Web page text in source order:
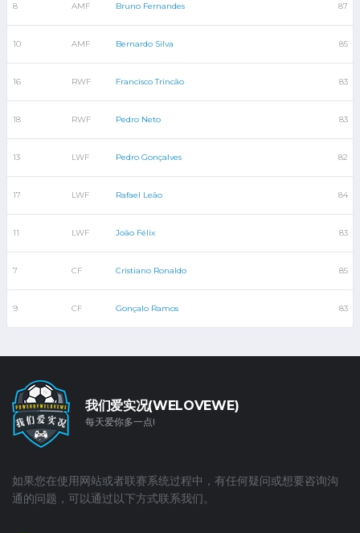
8 AMF Bruno Fernandes 87
10 AMF Bernardo Silva 85
16 RWF Francisco Trincão 83
18 RWF Pedro Neto 83
13 LWF Pedro Gonçalves 82
17 LWF Rafael Leão 84
11 LWF João Félix 83
7 CF Cristiano Ronaldo 85
9 CF Gonçalo Ramos 83
我们爱实况(WELOVEWE)
每天爱你多一点!
如果您在使用网站或者联赛系统过程中，有任何疑问或想要咨询沟
通的问题，可以通过以下方式联系我们。